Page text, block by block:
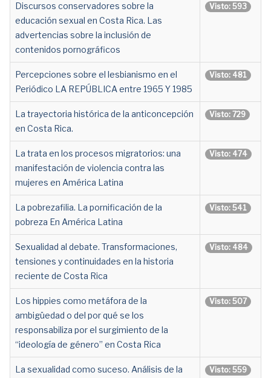
Discursos conservadores sobre la
educación sexual en Costa Rica. Las
advertencias sobre la inclusión de
contenidos pornográficos
Visto: 593
Percepciones sobre el lesbianismo en el
Periódico LA REPÚBLICA entre 1965 Y 1985
Visto: 481
La trayectoria histórica de la anticoncepción
en Costa Rica.
Visto: 729
La trata en los procesos migratorios: una
manifestación de violencia contra las
mujeres en América Latina
Visto: 474
La pobrezafilia. La pornificación de la
pobreza En América Latina
Visto: 541
Sexualidad al debate. Transformaciones,
tensiones y continuidades en la historia
reciente de Costa Rica
Visto: 484
Los hippies como metáfora de la
ambigüedad o del por qué se los
responsabiliza por el surgimiento de la
“ideología de género” en Costa Rica
Visto: 507
La sexualidad como suceso. Análisis de la
Visto: 559